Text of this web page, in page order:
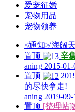
爱宠征婚
宠物用品
宠物领养
≮通知≯ 海阔
置顶
辛
aning 2015-01-
置顶
的尽快拿走!
aning 2019-09-
置顶 [整理帖]